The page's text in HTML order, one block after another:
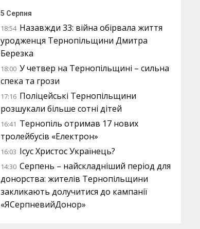
5 Серпня
18:54 Назавжди 33: війна обірвала життя
уродженця Тернопільщини Дмитра
Березка
18:00 У четвер на Тернопільщині – сильна
спека та грози
17:16 Поліцейські Тернопільщини
розшукали більше сотні дітей
16:41 Тернопіль отримав 17 нових
тролейбусів «Електрон»
16:03 Ісус Христос Українець?
14:30 Серпень – найскладніший період для
донорства: жителів Тернопільщини
закликають долучитися до кампанії
«ЯСерпневийДонор»